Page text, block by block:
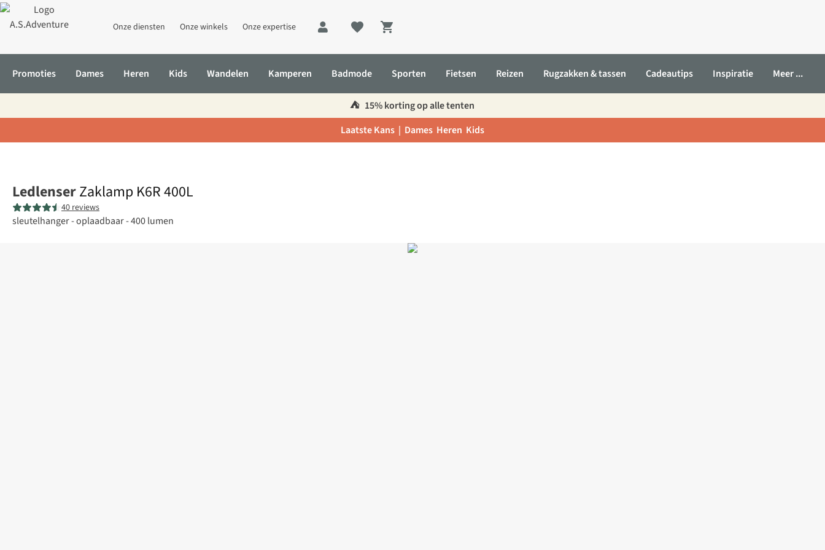
Onze diensten Onze winkels Onze expertise
Shopping cart
Promoties Dames Heren Kids Wandelen Kamperen Badmode Sporten Fietsen Reizen Rugzakken & tassen Cadeautips Inspiratie Meer ...
⛺️ 15% korting op alle tenten
Laatste Kans | Dames Heren Kids
LedlenserZaklamp K6R 400L
40 reviews
sleutelhanger - oplaadbaar - 400 lumen